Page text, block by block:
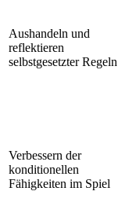
Aushandeln und
reflektieren
selbstgesetzter Regeln
Verbessern der
konditionellen
Fähigkeiten im Spiel